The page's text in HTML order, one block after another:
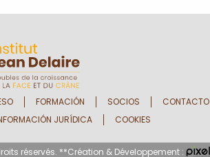
FORMACIÓN SOCIOS
CONTACTO
JURÍDICA COOKIES
réservés. **Création & Développement :